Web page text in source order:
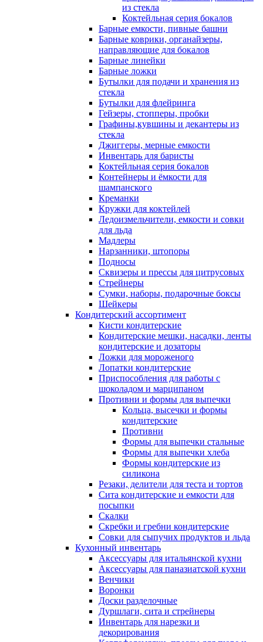
из стекла
Коктейльная серия бокалов
Барные емкости, пивные башни
Барные коврики, органайзеры,
направляющие для бокалов
Барные линейки
Барные ложки
Бутылки для подачи и хранения из
стекла
Бутылки для флейринга
Гейзеры, стопперы, пробки
Графины,кувшины и декантеры из
стекла
Джиггеры, мерные емкости
Инвентарь для баристы
Коктейльная серия бокалов
Контейнеры и ёмкости для
шампанского
Креманки
Кружки для коктейлей
Ледоизмельчители, емкости и совки
для льда
Мадлеры
Нарзанники, штопоры
Подносы
Сквизеры и прессы для цитрусовых
Стрейнеры
Сумки, наборы, подарочные боксы
Шейкеры
Кондитерский ассортимент
Кисти кондитерские
Кондитерские мешки, насадки, ленты
кондитерские и дозаторы
Ложки для мороженого
Лопатки кондитерские
Приспособления для работы с
шоколадом и марципаном
Противни и формы для выпечки
Кольца, высечки и формы
кондитерские
Противни
Формы для выпечки стальные
Формы для выпечки хлеба
Формы кондитерские из
силикона
Резаки, делители для теста и тортов
Сита кондитерские и емкости для
посыпки
Скалки
Скребки и гребни кондитерские
Совки для сыпучих продуктов и льда
Кухонный инвентарь
Аксессуары для итальянской кухни
Аксессуары для паназиатской кухни
Венчики
Воронки
Доски разделочные
Дуршлаги, сита и стрейнеры
Инвентарь для нарезки и
декорирования